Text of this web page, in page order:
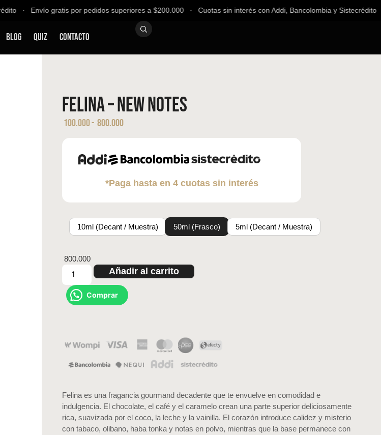
Envío gratis por pedidos superiores a $200.000 ∙ Cuotas sin interés con Addi, Bancolombia y
Blog QUIZ Contacto
Felina – New Notes
100.000- 800.000
*Paga hasta en 4 cuotas sin interés
10ml (Decant / Muestra) 50ml (Frasco) 5ml (Decant / Muestra)
800.000
Añadir al carrito
Comprar
Felina es una fragancia gourmand decadente que te envuelve en comodidad e
indulgencia. El chocolate, el café y el caramelo crean una parte superior deliciosamente
rica, suavizada por el coco, la leche y la vainilla. El corazón introduce calidez y misterio
con tabaco, olibano, haba tonka y notas en polvo, mientras que la base permanece con